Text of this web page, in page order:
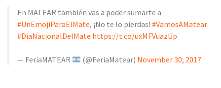
En MATEAR también vas a poder sumarte a
#UnEmojiParaElMate, ¡No te lo pierdas! #VamosAMatear
#DiaNacionalDelMate https://t.co/uxMFVuazUp
— FeriaMATEAR (@FeriaMatear) November 30, 2017